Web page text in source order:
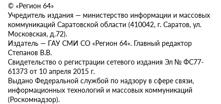
© «Регион 64»
Учредитель издания — министерство информации и массовых
коммуникаций Саратовской области (410042, г. Саратов, ул.
Московская, д.72).
Издатель — ГАУ СМИ СО «Регион 64». Главный редактор
Степанов В.В.
Свидетельство о регистрации сетевого издания Эл № ФС77-
61373 от 10 апреля 2015 г.
Выдано Федеральной службой по надзору в сфере связи,
информационных технологий и массовых коммуникаций
(Роскомнадзор).